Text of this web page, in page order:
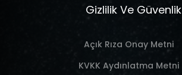
Gizlilik Ve Güvenlik
Açık Rıza Onay Metni
KVKK Aydınlatma Metni